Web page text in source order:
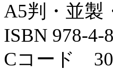
A5判・並製
ISBN 978-4-
Cコード